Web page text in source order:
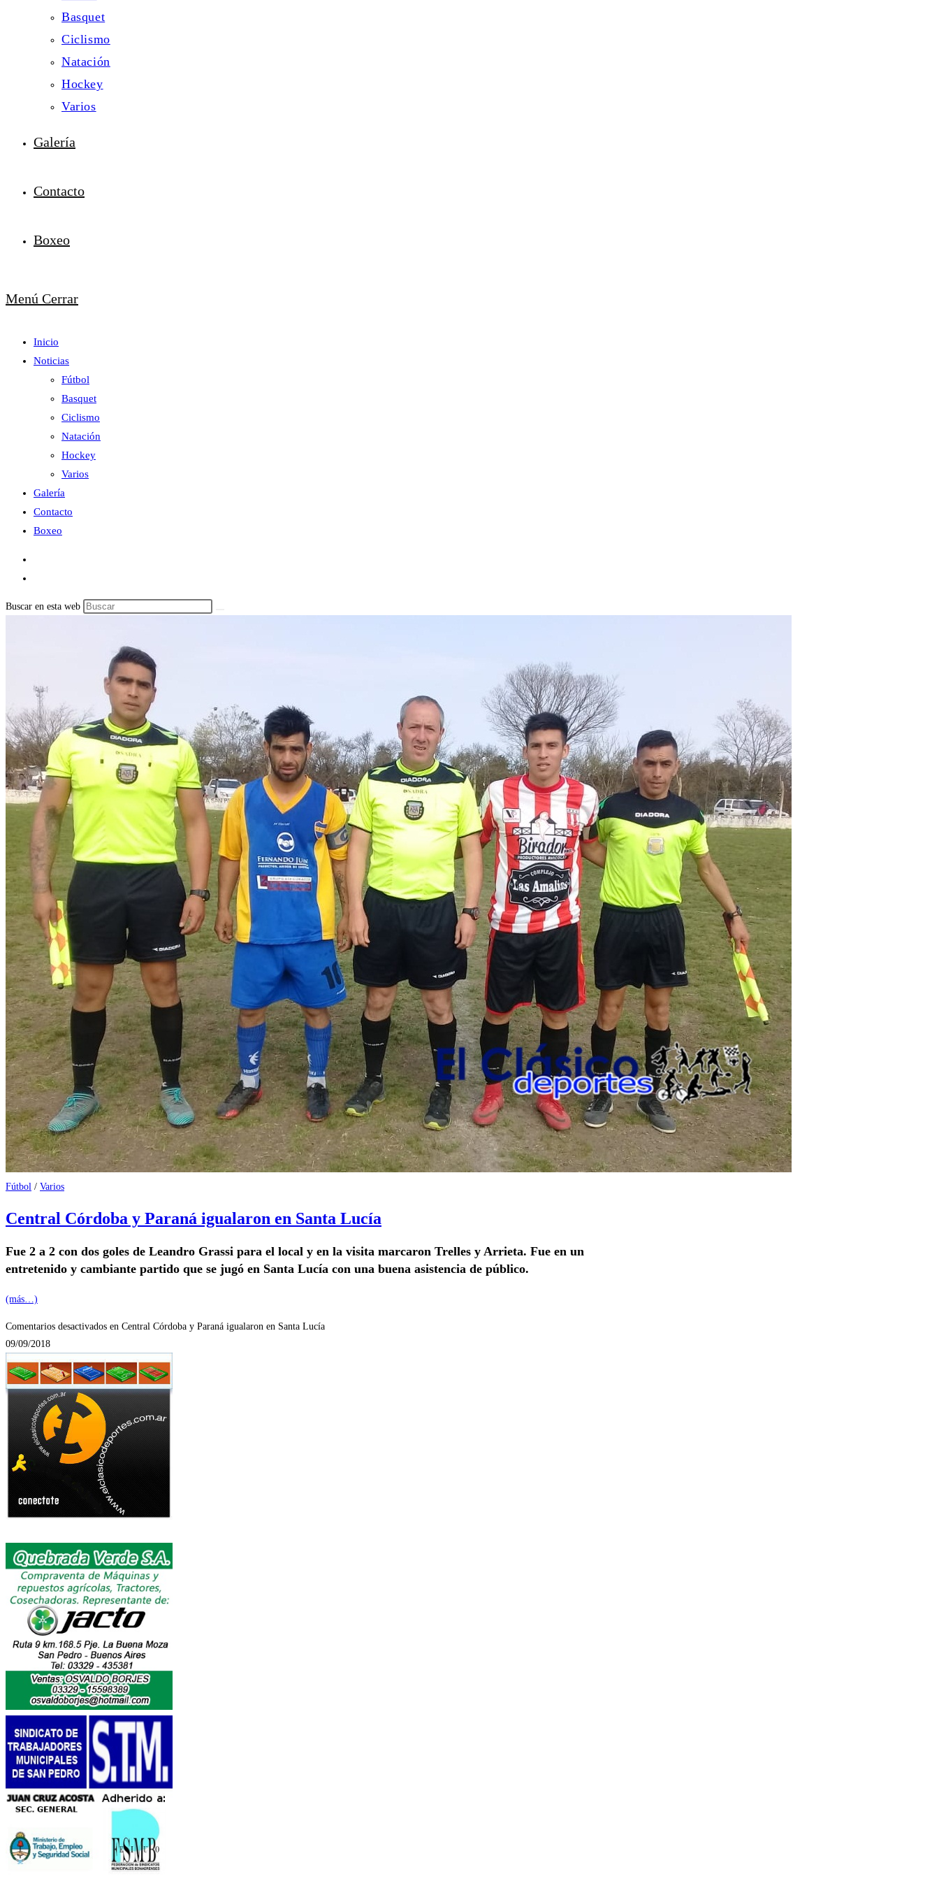
Basquet
Ciclismo
Natación
Hockey
Varios
Galería
Contacto
Boxeo
Menú Cerrar
Inicio
Noticias
Fútbol
Basquet
Ciclismo
Natación
Hockey
Varios
Galería
Contacto
Boxeo
Buscar en esta web
Fútbol / Varios
Central Córdoba y Paraná igualaron en Santa Lucía
Fue 2 a 2 con dos goles de Leandro Grassi para el local y en la visita marcaron Trelles y Arrieta. Fue en un
entretenido y cambiante partido que se jugó en Santa Lucía con una buena asistencia de público.
(más…)
Comentarios desactivados en Central Córdoba y Paraná igualaron en Santa Lucía
09/09/2018